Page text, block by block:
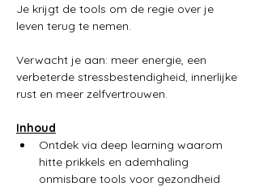
Je krijgt de tools om de regie over je
leven terug te nemen.
Verwacht je aan: meer energie, een
verbeterde stressbestendigheid, innerlijke
rust en meer zelfvertrouwen.
Inhoud
Ontdek via deep learning waarom
hitte prikkels en ademhaling
onmisbare tools voor gezondheid